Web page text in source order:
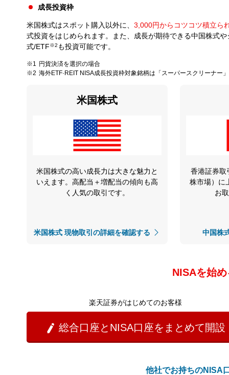
成長投資枠
米国株式はスポット購入以外に、 3,000円からコツコツ積立ら
式投資をはじめられます。また、成長が期待できる中国株式
式/ETF※2 も投資可能です。
円貨決済を選択の場合
海外ETF·REIT NISA成長投資枠対象銘柄は「スーパースクリーナー
米国株式
米国株式の高い成長力は大きな魅力と
いえます。高配当＋増配当の傾向も高
く人気の取引です。
米国株式 現物取引の詳細を確認する
香港証券取
株市場）に
お
中国株
NISAを始
楽天証券がはじめてのお客様
 総合口座とNISA口座をまとめて開設
他社でお持ちのNISA